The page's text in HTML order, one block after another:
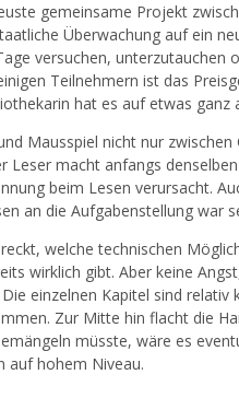
gemeinsame Projekt
Überwachung auf ein
versuchen, unterzutauchen
Teilnehmern ist das
hat es auf etwas ganz
Mausspiel nicht nur
Leser macht anfangs
beim Lesen verursacht.
an die Aufgabenstellung war
welche technischen
wirklich gibt. Aber keine
einzelnen Kapitel sind
Zur Mitte hin flacht die
müsste, wäre es
auf hohem Niveau.